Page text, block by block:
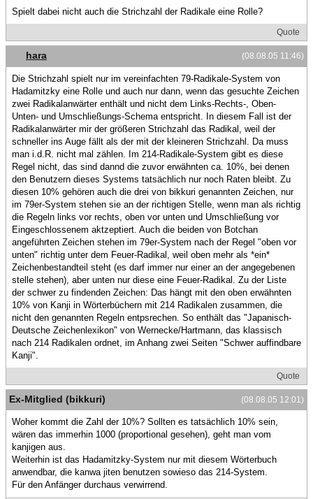
Spielt dabei nicht auch die Strichzahl der Radikale eine Rolle?
Quote
(08.08.05 11:46)
hara
Die Strichzahl spielt nur im vereinfachten 79-Radikale-System von
Hadamitzky eine Rolle und auch nur dann, wenn das gesuchte Zeichen
zwei Radikalanwärter enthält und nicht dem Links-Rechts-, Oben-
Unten- und Umschließungs-Schema entspricht. In diesem Fall ist der
Radikalanwärter mir der größeren Strichzahl das Radikal, weil der
schneller ins Auge fällt als der mit der kleineren Strichzahl. Da muss
man i.d.R. nicht mal zählen. Im 214-Radikale-System gibt es diese
Regel nicht, das sind dannd die zuvor erwähnten ca. 10%, bei denen
den Benutzern dieses Systems tatsächlich nur noch Raten bleibt. Zu
diesen 10% gehören auch die drei von bikkuri genannten Zeichen, nur
im 79er-System stehen sie an der richtigen Stelle, wenn man als richtig
die Regeln links vor rechts, oben vor unten und Umschließung vor
Eingeschlossenem aktzeptiert. Auch die beiden von Botchan
angeführten Zeichen stehen im 79er-System nach der Regel "oben vor
unten" richtig unter dem Feuer-Radikal, weil oben mehr als *ein*
Zeichenbestandteil steht (es darf immer nur einer an der angegebenen
stelle stehen), aber unten nur diese eine Feuer-Radikal. Zu der Liste
der schwer zu findenden Zeichen: Das hängt mit den oben erwähnten
10% von Kanji in Wörterbüchern mit 214 Radikalen zusammen, die
nicht den genannten Regeln entpsrechen. So enthält das "Japanisch-
Deutsche Zeichenlexikon" von Wernecke/Hartmann, das klassisch
nach 214 Radikalen ordnet, im Anhang zwei Seiten "Schwer auffindbare
Kanji".
Quote
(08.08.05 12:01)
Ex-Mitglied (bikkuri)
Woher kommt die Zahl der 10%? Sollten es tatsächlich 10% sein,
wären das immerhin 1000 (proportional gesehen), geht man vom
kanjigen aus.
Weiterhin ist das Hadamitzky-System nur mit diesem Wörterbuch
anwendbar, die kanwa jiten benutzen sowieso das 214-System.
Für den Anfänger durchaus verwirrend.